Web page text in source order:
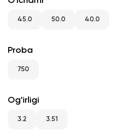
45.0 50.0 40.0
Proba
750
Og'irligi
3.2 3.51